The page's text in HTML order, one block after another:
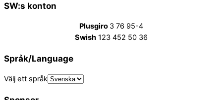
SW:s konton
Plusgiro 3 76 95-4
Swish123 452 50 36
Språk/Language
Välj ett språk